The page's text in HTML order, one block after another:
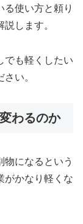
る使い方と頼り
します。
でも軽くしたい
い。
わるのか
になるという
がかなり軽くな